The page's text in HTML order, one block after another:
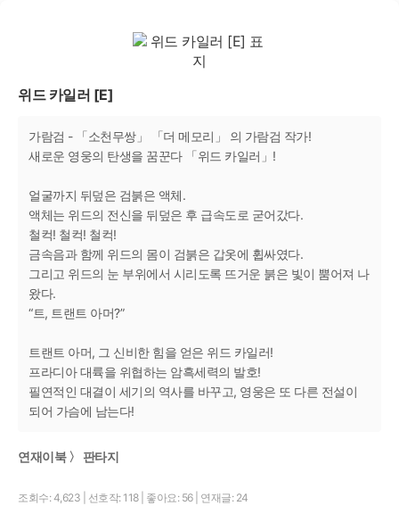
위드 카일러 [E]
가람검 - 「소천무쌍」 「더 메모리」 의 가람검 작가!
새로운 영웅의 탄생을 꿈꾼다 「위드 카일러」!
얼굴까지 뒤덮은 검붉은 액체.
액체는 위드의 전신을 뒤덮은 후 급속도로 굳어갔다.
철컥! 철컥! 철컥!
금속음과 함께 위드의 몸이 검붉은 갑옷에 휩싸였다.
그리고 위드의 눈 부위에서 시리도록 뜨거운 붉은 빛이 뿜어져 나
왔다.
“트, 트랜트 아머?”
트랜트 아머, 그 신비한 힘을 얻은 위드 카일러!
프라디아 대륙을 위협하는 암흑세력의 발호!
필연적인 대결이 세기의 역사를 바꾸고, 영웅은 또 다른 전설이
되어 가슴에 남는다!
연재이북 〉 판타지
조회수: 4,623 선호작: 118 좋아요: 56 연재글: 24